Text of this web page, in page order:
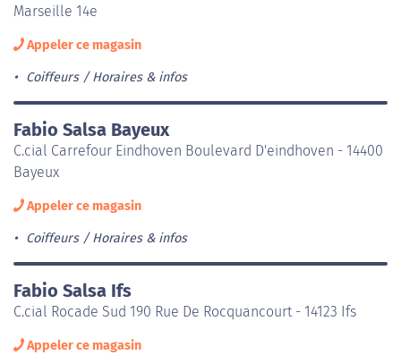
Marseille 14e
Appeler ce magasin
Coiffeurs Horaires & infos
Fabio Salsa Bayeux
C.cial Carrefour Eindhoven Boulevard D'eindhoven - 14400
Bayeux
Appeler ce magasin
Coiffeurs Horaires & infos
Fabio Salsa Ifs
C.cial Rocade Sud 190 Rue De Rocquancourt - 14123 Ifs
Appeler ce magasin